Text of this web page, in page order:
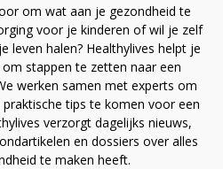
om wat aan je gezondheid te
voor je kinderen of wil je zelf
leven halen? Healthylives helpt je
stappen te zetten naar een
werken samen met experts om
tips te komen voor een
verzorgt dagelijks nieuws,
en dossiers over alles
te maken heeft.